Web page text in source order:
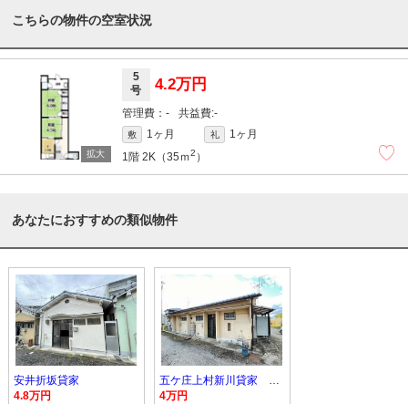
こちらの物件の空室状況
5
号
4.2万円
- -
敷 1ヶ月 礼
1ヶ月
1階 2K（35ｍ2 ）
あなたにおすすめの類似物件
安井折坂貸家
4.8万円
五ケ庄上村新川貸家 5号
4万円